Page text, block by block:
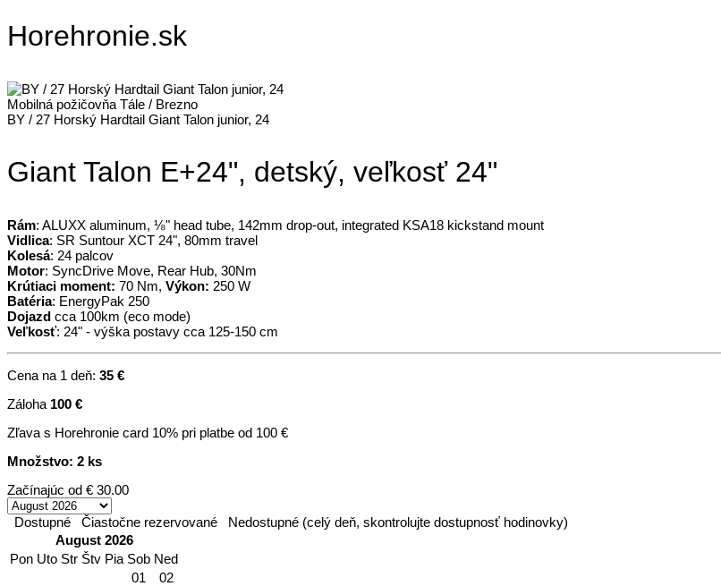
Horehronie.sk
Mobilná požičovňa Tále / Brezno
BY / 27 Horský Hardtail Giant Talon junior, 24
Giant Talon E+24", detský, veľkosť 24"
Rám: ALUXX aluminum, ⅛" head tube, 142mm drop-out, integrated KSA18 kickstand mount
Vidlica: SR Suntour XCT 24", 80mm travel
Kolesá: 24 palcov
Motor: SyncDrive Move, Rear Hub, 30Nm
Krútiaci moment: 70 Nm, Výkon: 250 W
Batéria: EnergyPak 250
Dojazd cca 100km (eco mode)
Veľkosť: 24" - výška postavy cca 125-150 cm
Cena na 1 deň: 35 €
Záloha 100 €
Zľava s Horehronie card 10% pri platbe od 100 €
Množstvo: 2 ks
Začínajúc od € 30.00
Dostupné Čiastočne rezervované
Nedostupné (celý deň, skontrolujte dostupnosť hodinovky)
August 2026
Pon Uto Str Štv Pia Sob Ned
01
02